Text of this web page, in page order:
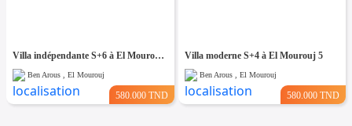
Villa indépendante S+6 à El Mourouj 4
Ben Arous , El Mourouj
580.000 TND
Villa moderne S+4 à El Mourouj 5
Ben Arous , El Mourouj
580.000 TND